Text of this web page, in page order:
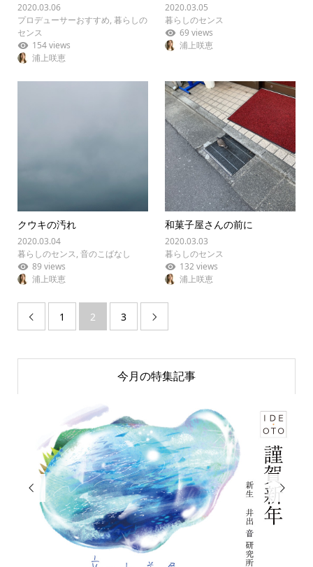
2020.03.06
プロデューサーおすすめ, 暮らしの
センス
154 views
浦上咲恵
2020.03.05
暮らしのセンス
69 views
浦上咲恵
クウキの汚れ
2020.03.04
暮らしのセンス, 音のこばなし
89 views
浦上咲恵
和菓子屋さんの前に
2020.03.03
暮らしのセンス
132 views
浦上咲恵
 1 2 3 
今月の特集記事
 